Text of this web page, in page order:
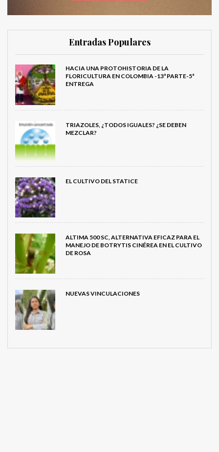
Entradas Populares
HACIA UNA PROTOHISTORIA DE LA
FLORICULTURA EN COLOMBIA -13ª PARTE-5ª
ENTREGA
TRIAZOLES, ¿TODOS IGUALES? ¿SE DEBEN
MEZCLAR?
EL CULTIVO DEL STATICE
ALTIMA 500 SC, ALTERNATIVA EFICAZ PARA EL
MANEJO DE BOTRYTIS CINÉREA EN EL CULTIVO
DE ROSA
NUEVAS VINCULACIONES